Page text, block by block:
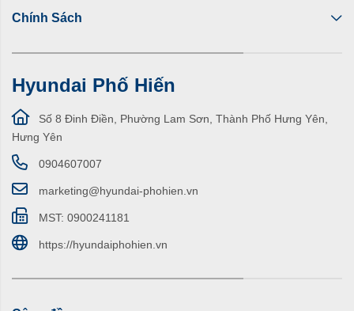
Chính Sách
Hyundai Phố Hiến
Số 8 Đinh Điền, Phường Lam Sơn, Thành Phố Hưng Yên,
Hưng Yên
0904607007
marketing@hyundai-phohien.vn
MST: 0900241181
https://hyundaiphohien.vn